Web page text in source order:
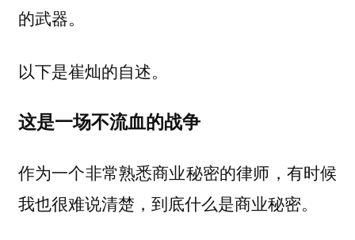
的武器。
以下是崔灿的自述。
这是一场不流血的战争
作为一个非常熟悉商业秘密的律师，有时候
我也很难说清楚，到底什么是商业秘密。